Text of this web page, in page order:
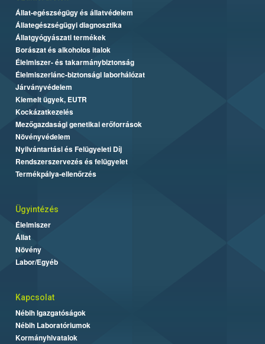
Állat-egészségügy és állatvédelem
Állategészségügyi diagnosztika
Állatgyógyászati termékek
Borászat és alkoholos italok
Élelmiszer- és takarmánybiztonság
Élelmiszerlánc-biztonsági laborhálózat
Járványvédelem
Kiemelt ügyek, EUTR
Kockázatkezelés
Mezőgazdasági genetikai erőforrások
Növényvédelem
Nyilvántartási és Felügyeleti Díj
Rendszerszervezés és felügyelet
Termékpálya-ellenőrzés
Ügyintézés
Élelmiszer
Állat
Növény
Labor/Egyéb
Kapcsolat
Nébih Igazgatóságok
Nébih Laboratóriumok
Kormányhivatalok